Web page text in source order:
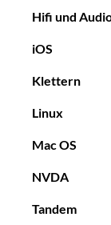
Hifi und
iOS
Klettern
Linux
Mac OS
NVDA
Tandem